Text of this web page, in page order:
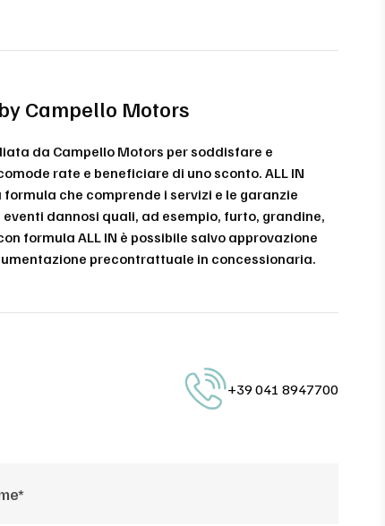
Campello Motors
da Campello Motors per soddisfare e
rate e beneficiare di uno sconto. ALL IN
formula che comprende i servizi e le garanzie
dannosi quali, ad esempio, furto, grandine,
formula ALL IN è possibile salvo approvazione
precontrattuale in concessionaria.
+39 041 8947700